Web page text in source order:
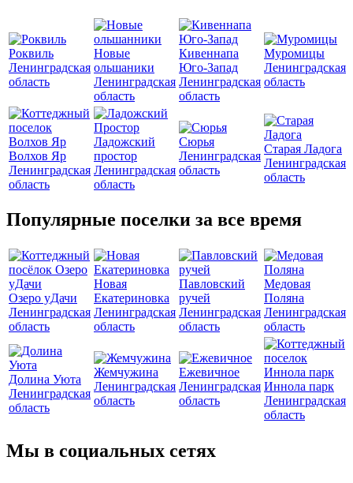
Роквиль
Ленинградская
область
Новые
ольшаники
Ленинградская
область
Кивеннапа
Юго-Запад
Ленинградская
область
Муромицы
Ленинградская
область
Волхов Яр
Ленинградская
область
Ладожский
простор
Ленинградская
область
Сюрья
Ленинградская
область
Старая Ладога
Ленинградская
область
Популярные поселки за все время
Озеро уДачи
Ленинградская
область
Новая
Екатериновка
Ленинградская
область
Павловский
ручей
Ленинградская
область
Медовая
Поляна
Ленинградская
область
Долина Уюта
Ленинградская
область
Жемчужина
Ленинградская
область
Ежевичное
Ленинградская
область
Иннола парк
Ленинградская
область
Мы в социальных сетях